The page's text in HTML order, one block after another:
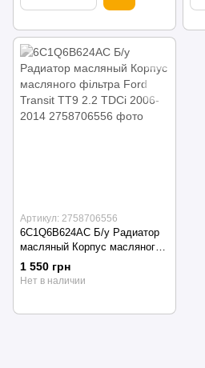
Артикул: 2758706556
6C1Q6B624AC Б/у Радиатор
масляный Корпус масляного
фільтра Ford Transit TT9 2.2
TDCi 2006-2014
1 550 грн
Нет в наличии